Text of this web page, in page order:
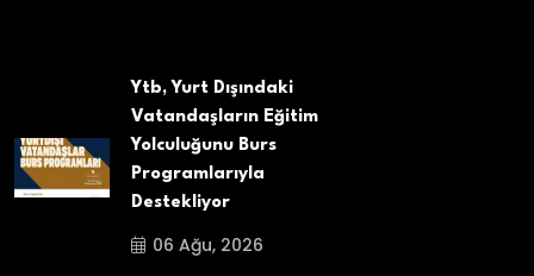
Ytb, Yurt Dışındaki
Vatandaşların Eğitim
Yolculuğunu Burs
Programlarıyla
Destekliyor
06 Ağu, 2026